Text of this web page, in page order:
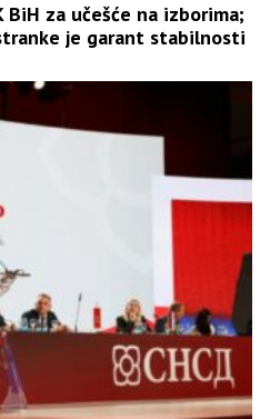
BiH za učešće na izborima;
je garant stabilnosti